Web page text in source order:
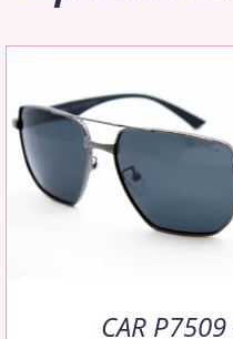
CAR